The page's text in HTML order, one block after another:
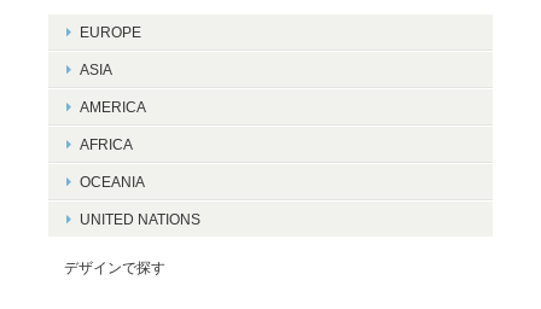
EUROPE
ASIA
AMERICA
AFRICA
OCEANIA
UNITED NATIONS
デザインで探す